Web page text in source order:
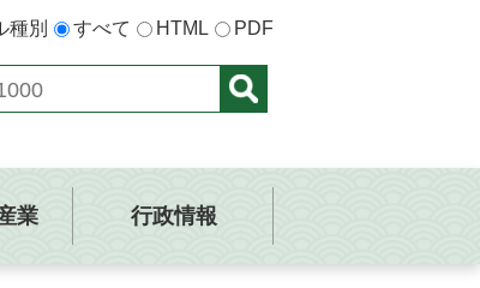
種別 すべて HTML PDF
業 行政情報